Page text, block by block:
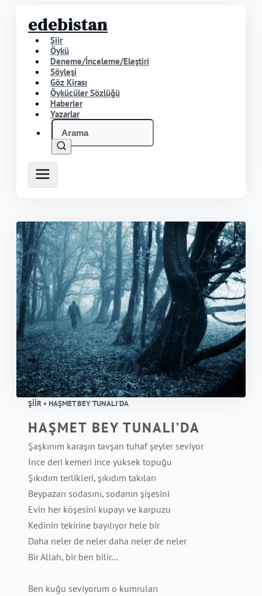
edebistan
Şiir
Öykü
Deneme/İnceleme/Eleştiri
Söyleşi
Göz Kirası
Öykücüler Sözlüğü
Haberler
Yazarlar
ŞIIR • HAŞMET BEY TUNALI’DA
HAŞMET BEY TUNALI’DA
Şaşkınım karaşın tavşan tuhaf şeyler seviyor
İnce deri kemeri ince yüksek topuğu
Şıkıdım terlikleri, şıkıdım takıları
Beypazarı sodasını, sodanın şişesini
Evin her köşesini kupayı ve karpuzu
Kedinin tekirine bayılıyor hele bir
Daha neler de neler daha neler de neler
Bir Allah, bir ben bilir…
Ben kuğu seviyorum o kumruları